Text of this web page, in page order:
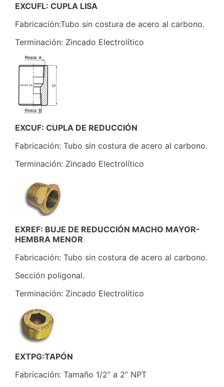
EXCUFL: CUPLA LISA
Fabricación:Tubo sin costura de acero al carbono.
Terminación: Zincado Electrolítico
EXCUF: CUPLA DE REDUCCIÓN
Fabricación: Tubo sin costura de acero al carbono.
Terminación: Zincado Electrolítico
EXREF: BUJE DE REDUCCIÓN MACHO MAYOR-
HEMBRA MENOR
Fabricación: Tubo sin costura de acero al carbono.
Sección poligonal.
Terminación: Zincado Electrolítico
EXTPG:TAPÓN
Fabricación: Tamaño 1/2” a 2” NPT